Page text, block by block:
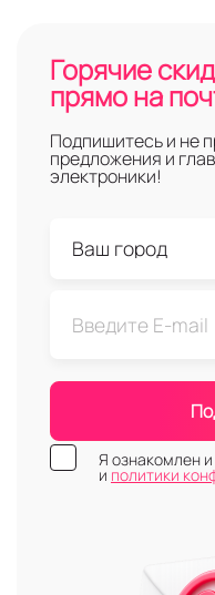
Горячие
прямо на
Подпишитесь и не
предложения и
электроники!
Я ознакомлен
и политики